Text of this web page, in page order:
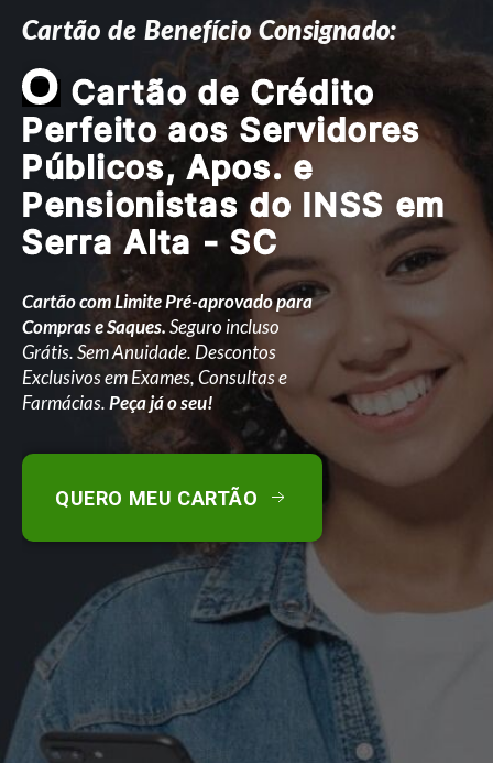
Cartão de Benefício Consignado:
O Cartão de Crédito
Perfeito aos Servidores
Públicos, Apos. e
Pensionistas do INSS em
Serra Alta - SC
Cartão com Limite Pré-aprovado para
Compras e Saques.Seguro incluso
Grátis. Sem Anuidade. Descontos
Exclusivos em Exames, Consultas e
Farmácias.Peça já o seu!
QUERO MEU CARTÃO